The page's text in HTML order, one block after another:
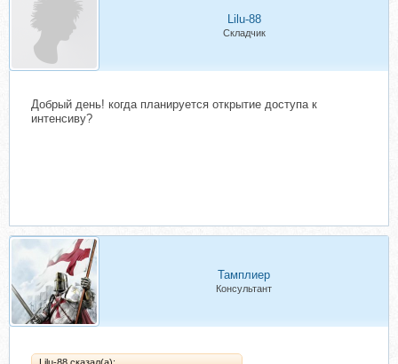
Lilu-88
Складчик
Добрый день! когда планируется открытие доступа к
интенсиву?
Тамплиер
Консультант